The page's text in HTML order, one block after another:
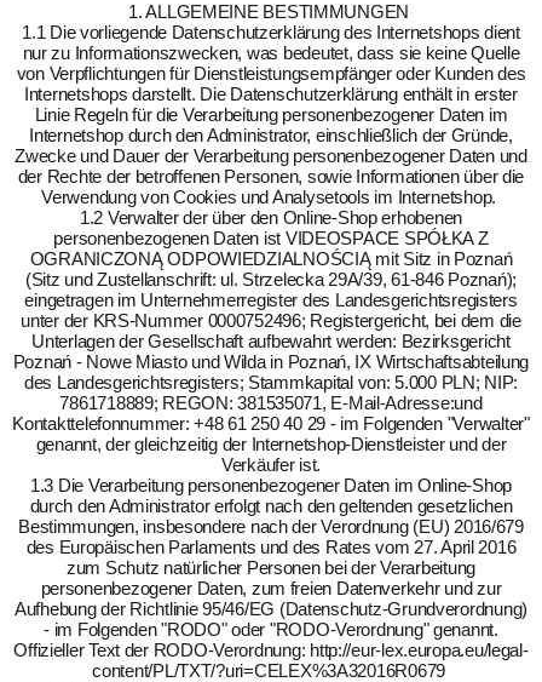
1. ALLGEMEINE BESTIMMUNGEN
1.1 Die vorliegende Datenschutzerklärung des Internetshops dient
nur zu Informationszwecken, was bedeutet, dass sie keine Quelle
von Verpflichtungen für Dienstleistungsempfänger oder Kunden des
Internetshops darstellt. Die Datenschutzerklärung enthält in erster
Linie Regeln für die Verarbeitung personenbezogener Daten im
Internetshop durch den Administrator, einschließlich der Gründe,
Zwecke und Dauer der Verarbeitung personenbezogener Daten und
der Rechte der betroffenen Personen, sowie Informationen über die
Verwendung von Cookies und Analysetools im Internetshop.
1.2 Verwalter der über den Online-Shop erhobenen
personenbezogenen Daten ist VIDEOSPACE SPÓŁKA Z
OGRANICZONĄ ODPOWIEDZIALNOŚCIĄ mit Sitz in Poznań
(Sitz und Zustellanschrift: ul. Strzelecka 29A/39, 61-846 Poznań);
eingetragen im Unternehmerregister des Landesgerichtsregisters
unter der KRS-Nummer 0000752496; Registergericht, bei dem die
Unterlagen der Gesellschaft aufbewahrt werden: Bezirksgericht
Poznań - Nowe Miasto und Wilda in Poznań, IX Wirtschaftsabteilung
des Landesgerichtsregisters; Stammkapital von: 5.000 PLN; NIP:
7861718889; REGON: 381535071, E-Mail-Adresse:und
Kontakttelefonnummer: +48 61 250 40 29 - im Folgenden "Verwalter"
genannt, der gleichzeitig der Internetshop-Dienstleister und der
Verkäufer ist.
1.3 Die Verarbeitung personenbezogener Daten im Online-Shop
durch den Administrator erfolgt nach den geltenden gesetzlichen
Bestimmungen, insbesondere nach der Verordnung (EU) 2016/679
des Europäischen Parlaments und des Rates vom 27. April 2016
zum Schutz natürlicher Personen bei der Verarbeitung
personenbezogener Daten, zum freien Datenverkehr und zur
Aufhebung der Richtlinie 95/46/EG (Datenschutz-Grundverordnung)
- im Folgenden "RODO" oder "RODO-Verordnung" genannt.
Offizieller Text der RODO-Verordnung: http://eur-lex.europa.eu/legal-
content/PL/TXT/?uri=CELEX%3A32016R0679